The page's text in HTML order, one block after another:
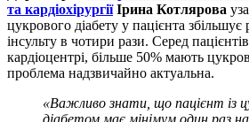
та кардіохірургіїІрина Котлярова
цукрового діабету у пацієнта
інсульту в чотири рази. Серед
кардіоцентрі, більше 50% мають
проблема надзвичайно актуальна.
«Важливо знати, що пацієнт із
діабетом має мінімум один раз